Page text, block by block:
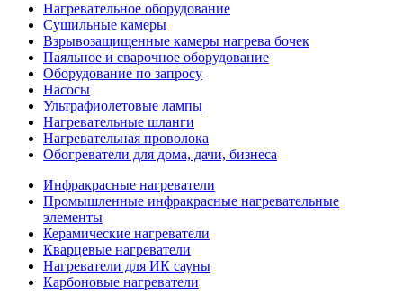
Нагревательное оборудование
Сушильные камеры
Взрывозащищенные камеры нагрева бочек
Паяльное и сварочное оборудование
Оборудование по запросу
Насосы
Ультрафиолетовые лампы
Нагревательные шланги
Нагревательная проволока
Обогреватели для дома, дачи, бизнеса
Инфракрасные нагреватели
Промышленные инфракрасные нагревательные
элементы
Керамические нагреватели
Кварцевые нагреватели
Нагреватели для ИК сауны
Карбоновые нагреватели